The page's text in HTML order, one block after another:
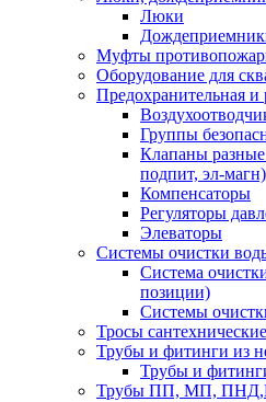
Люки
Муфты
Оборудование для
Предохранительная
Группы
Клапаны разные
подпит, эл-магн)
Компенсаторы
Регуляторы
Элеваторы
Системы очистки
Система
позиции)
Системы
Тросы
Трубы и фитинги из
Трубы и
Трубы ПП, МП,